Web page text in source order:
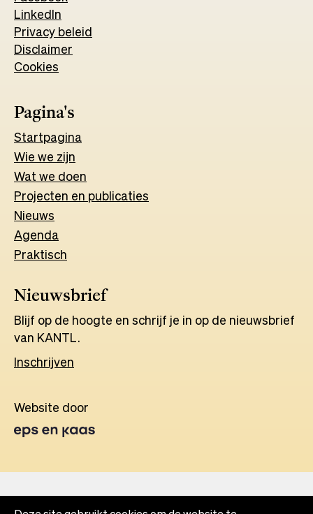
a
new
LinkedIn
in
a
Privacy beleid
Disclaimer
Cookies
Pagina's
Startpagina
Wie we zijn
Wat we doen
Projecten en publicaties
Nieuws
Agenda
Praktisch
Nieuwsbrief
Blijf op de hoogte en schrijf je in op de nieuwsbrief
van KANTL.
Inschrijven
Website door
in
tab